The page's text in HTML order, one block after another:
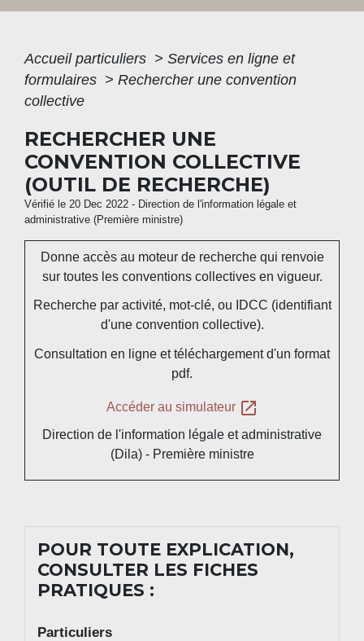
Accueil particuliers > Services en ligne et
formulaires > Rechercher une convention
collective
RECHERCHER UNE
CONVENTION COLLECTIVE
(OUTIL DE RECHERCHE)
Vérifié le 20 Dec 2022 - Direction de l'information légale et
administrative (Première ministre)
Donne accès au moteur de recherche qui renvoie
sur toutes les conventions collectives en vigueur.
Recherche par activité, mot-clé, ou IDCC (identifiant
d'une convention collective).
Consultation en ligne et téléchargement d'un format
pdf.
Accéder au simulateur open_in_new
Direction de l'information légale et administrative
(Dila) - Première ministre
POUR TOUTE EXPLICATION,
CONSULTER LES FICHES
PRATIQUES :
Particuliers